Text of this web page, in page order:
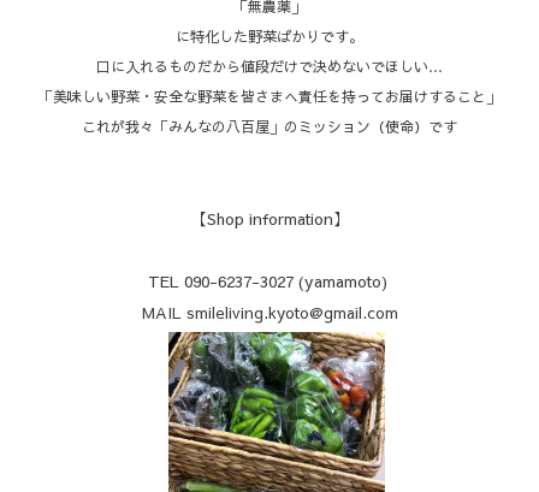
「無農薬」
に特化した野菜ばかりです。
口に入れるものだから値段だけで決めないでほしい…
「美味しい野菜・安全な野菜を皆さまへ責任を持ってお届けすること」
これが我々「みんなの八百屋」のミッション（使命）です
【Shop information】
TEL 090-6237-3027 (yamamoto)
MAIL smileliving.kyoto@gmail.com